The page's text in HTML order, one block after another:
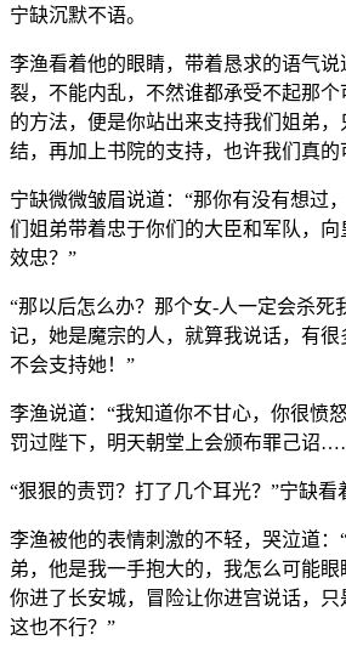
宁缺沉默不语。
李渔看着他的眼睛，带着恳求的语气说
裂，不能内乱，不然谁都承受不起那
的方法，便是你站出来支持我们姐弟，
结，再加上书院的支持，也许我们真的
宁缺微微皱眉说道：“那你有没有想过
们姐弟带着忠于你们的大臣和军队，
效忠？”
“那以后怎么办？那个女-人一定会杀死
记，她是魔宗的人，就算我说话，有
不会支持她！”
李渔说道：“我知道你不甘心，你很愤
罚过陛下，明天朝堂上会颁布罪己诏
“狠狠的责罚？打了几个耳光？”宁缺看
李渔被他的表情刺激的不轻，哭泣道：
弟，他是我一手抱大的，我怎么可能
你进了长安城，冒险让你进宫说话，
这也不行？”